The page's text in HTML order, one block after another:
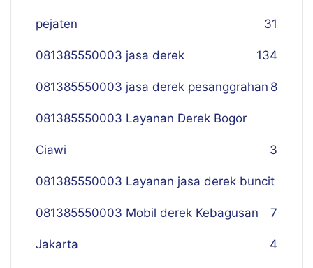
pejaten 31
081385550003 jasa derek 134
081385550003 jasa derek pesanggrahan 8
081385550003 Layanan Derek Bogor
Ciawi 3
081385550003 Layanan jasa derek buncit
7
081385550003 Mobil derek Kebagusan
Jakarta 4